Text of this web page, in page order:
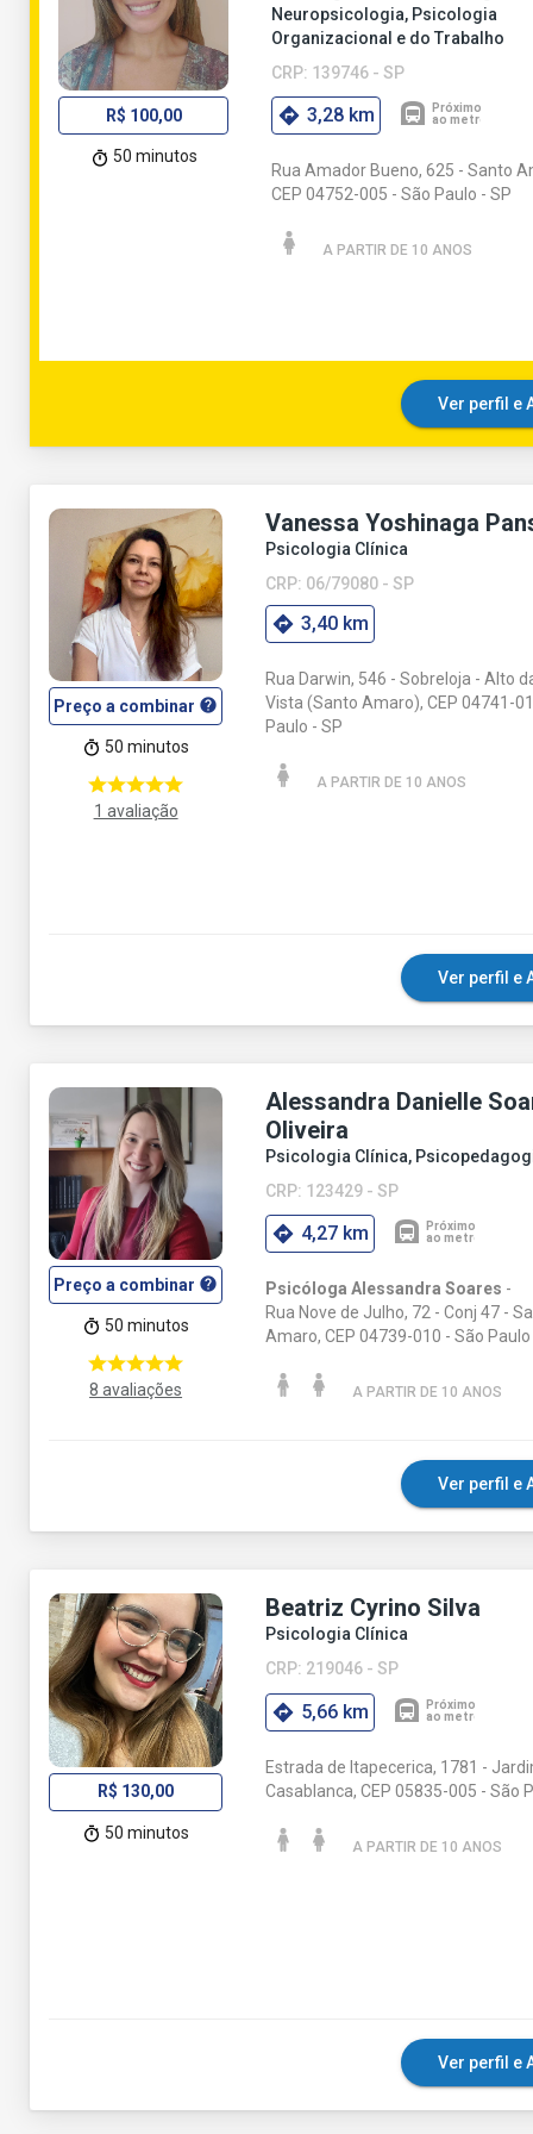
R$ 100,00
50 minutos
Neuropsicologia, Psicologia
Organizacional e do Trabalho
CRP: 139746 - SP
3,28 km
Rua Amador Bueno, 625 - Santo
CEP 04752-005 - São Paulo - SP
A PARTIR DE 10 ANOS
Ver perfil e
Preço a combinar help
50 minutos
1 avaliação
Vanessa Yoshinaga
Psicologia Clínica
CRP: 06/79080 - SP
3,40 km
Rua Darwin, 546 - Sobreloja - Alto
Vista (Santo Amaro), CEP 04741-
Paulo - SP
A PARTIR DE 10 ANOS
Ver perfil e
Preço a combinar help
50 minutos
8 avaliações
Alessandra Danielle
Oliveira
Psicologia Clínica,
CRP: 123429 - SP
4,27 km
Psicóloga Alessandra Soares -
Rua Nove de Julho, 72 - Conj 47 -
Amaro, CEP 04739-010 - São Paulo
A PARTIR DE 10 ANOS
Ver perfil e
R$ 130,00
50 minutos
Beatriz Cyrino Silva
Psicologia Clínica
CRP: 219046 - SP
5,66 km
Estrada de Itapecerica, 1781 -
Casablanca, CEP 05835-005 - São
A PARTIR DE 10 ANOS
Ver perfil e